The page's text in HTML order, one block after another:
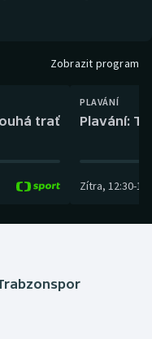
Zobrazit program
trať
PLAVÁNÍ
Plavání:
Zítra, 12:30-